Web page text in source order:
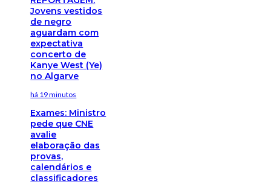
Jovens vestidos
de negro
aguardam com
expectativa
concerto de
Kanye West (Ye)
no Algarve
há 19 minutos
Exames: Ministro
pede que CNE
avalie
elaboração das
provas,
calendários e
classificadores